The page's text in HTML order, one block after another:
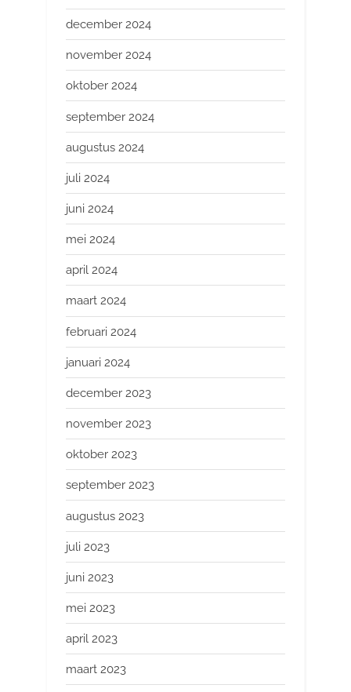
december 2024
november 2024
oktober 2024
september 2024
augustus 2024
juli 2024
juni 2024
mei 2024
april 2024
maart 2024
februari 2024
januari 2024
december 2023
november 2023
oktober 2023
september 2023
augustus 2023
juli 2023
juni 2023
mei 2023
april 2023
maart 2023